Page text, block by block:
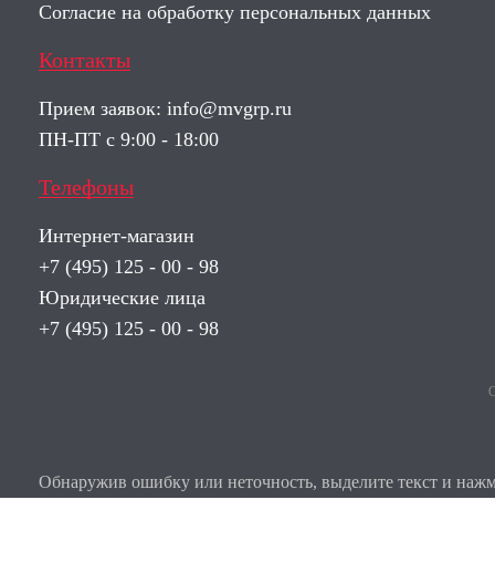
Согласие на обработку персональных данных
Контакты
Прием заявок: info@mvgrp.ru
ПН-ПТ с 9:00 - 18:00
Телефоны
Интернет-магазин
+7 (495) 125 - 00 - 98
Юридические лица
+7 (495) 125 - 00 - 98
Обнаружив ошибку или неточность, выделите текст и